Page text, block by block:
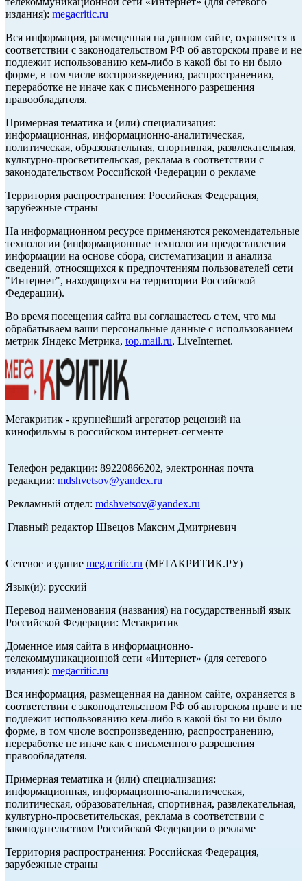
издания): megacritic.ru
Вся информация, размещенная на данном сайте, охраняется в
соответствии с законодательством РФ об авторском праве и не
подлежит использованию кем-либо в какой бы то ни было
форме, в том числе воспроизведению, распространению,
переработке не иначе как с письменного разрешения
правообладателя.
Примерная тематика и (или) специализация:
информационная, информационно-аналитическая,
политическая, образовательная, спортивная, развлекательная,
культурно-просветительская, реклама в соответствии с
законодательством Российской Федерации о рекламе
Территория распространения: Российская Федерация,
зарубежные страны
На информационном ресурсе применяются рекомендательные
технологии (информационные технологии предоставления
информации на основе сбора, систематизации и анализа
сведений, относящихся к предпочтениям пользователей сети
"Интернет", находящихся на территории Российской
Федерации).
Во время посещения сайта вы соглашаетесь с тем, что мы
обрабатываем ваши персональные данные с использованием
метрик Яндекс Метрика, top.mail.ru, LiveInternet.
Мегакритик - крупнейший агрегатор рецензий на
кинофильмы в российском интернет-сегменте
Телефон редакции: 89220866202, электронная почта
редакции: mdshvetsov@yandex.ru
Рекламный отдел: mdshvetsov@yandex.ru
Главный редактор Швецов Максим Дмитриевич
Сетевое издание megacritic.ru (МЕГАКРИТИК.РУ)
Язык(и): русский
Перевод наименования (названия) на государственный язык
Российской Федерации: Мегакритик
Доменное имя сайта в информационно-
телекоммуникационной сети «Интернет» (для сетевого
издания): megacritic.ru
Вся информация, размещенная на данном сайте, охраняется в
соответствии с законодательством РФ об авторском праве и не
подлежит использованию кем-либо в какой бы то ни было
форме, в том числе воспроизведению, распространению,
переработке не иначе как с письменного разрешения
правообладателя.
Примерная тематика и (или) специализация:
информационная, информационно-аналитическая,
политическая, образовательная, спортивная, развлекательная,
культурно-просветительская, реклама в соответствии с
законодательством Российской Федерации о рекламе
Территория распространения: Российская Федерация,
зарубежные страны